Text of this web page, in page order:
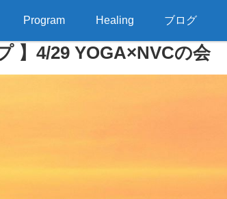
Program Healing ブログ
】4/29 YOGA×NVCの会